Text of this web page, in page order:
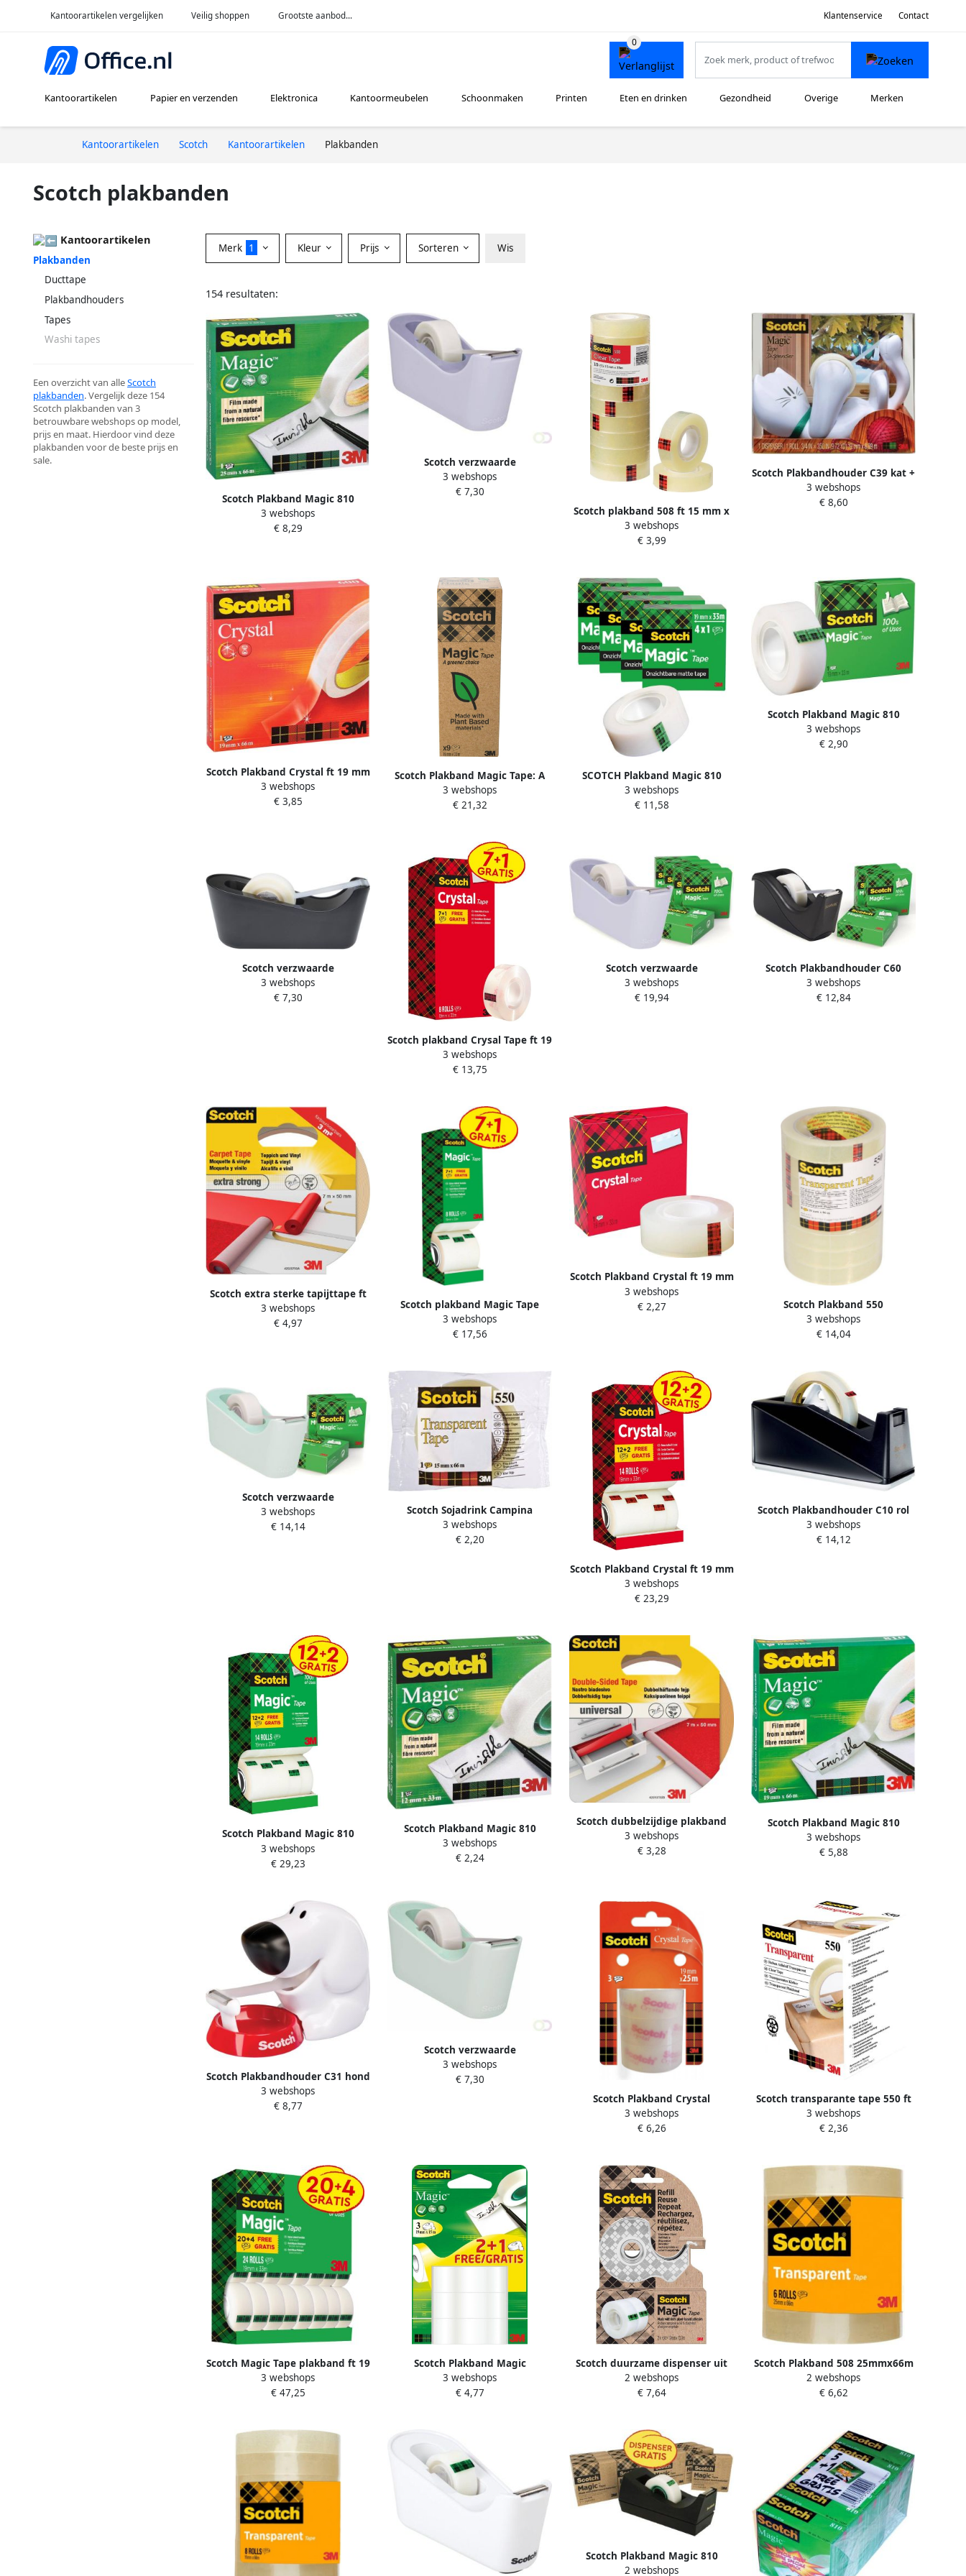
Kantoorartikelen vergelijken Veilig shoppen Grootste aanbod... Klantenservice Contact
Kantoorartikelen Papier en verzenden Elektronica Kantoormeubelen Schoonmaken Printen Eten en drinken Gezondheid Overige Merken
Kantoorartikelen Scotch Kantoorartikelen Plakbanden
Scotch plakbanden
Kantoorartikelen
Plakbanden
Ducttape
Plakbandhouders
Tapes
Washi tapes
Een overzicht van alleScotch
plakbanden. Vergelijk deze 154
Scotch plakbanden van 3
betrouwbare webshops op model,
prijs en maat. Hierdoor vind deze
plakbanden voor de beste prijs en
sale.
Merk 1 Kleur Prijs Sorteren Wis
154 resultaten:
Scotch Plakband Magic 810
25mmx66m onzichtbaar mat
3 webshops
€ 8,29
Scotch verzwaarde
plakbandafroller inclusief 1 rol
magic tape lavendelpaars
3 webshops
€ 7,30
Scotch plakband 508 ft 15 mm x
33 m pak van 10 rollen
3 webshops
€ 3,99
Scotch Plakbandhouder C39 kat +
1rol magic tape 19mmx7.5m
3 webshops
€ 8,60
Scotch Plakband Crystal ft 19 mm
x 66 m doos met 1 rolletje
3 webshops
€ 3,85
Scotch Plakband Magic Tape: A
greener choice ft 19 mm x 33 m
toren met 9 rollen
3 webshops
€ 21,32
SCOTCH Plakband Magic 810
19mmx33m onzichtbaar
transparant 4 rollen
3 webshops
€ 11,58
Scotch Plakband Magic 810
19mmx33m onzichtbaar mat
3 webshops
€ 2,90
Scotch verzwaarde
plakbandafroller inclusief 1 rol
Magic Tape zwart
3 webshops
€ 7,30
Scotch plakband Crysal Tape ft 19
mm x 33m 1 x value pack met 8
rollen waarvan 1 gratis
3 webshops
€ 13,75
Scotch verzwaarde
plakbandafroller inclusief 6 rollen
magic tape lavendel
3 webshops
€ 19,94
Scotch Plakbandhouder C60
zwart + 4 rollen Magic tape
19mmx33m 5 stuks
3 webshops
€ 12,84
Scotch extra sterke tapijttape ft
50 mm x 7 m blisterverpakking
3 webshops
€ 4,97
Scotch plakband Magic Tape
value pack met 8 rollen waarvan
1 gratis
3 webshops
€ 17,56
Scotch Plakband Crystal ft 19 mm
x 33 m doos met 1 rolletje
3 webshops
€ 2,27
Scotch Plakband 550
19mmx66mm transparant krimp
8rollen
3 webshops
€ 14,04
Scotch verzwaarde
plakbandafroller inclusief 4 rollen
magic tape muntgroen
3 webshops
€ 14,14
Scotch Sojadrink Campina
plantaardig pak 1 liter
3 webshops
€ 2,20
Scotch Plakband Crystal ft 19 mm
x 33 m doos met 14 rolletjes (12 +
2 gratis)
3 webshops
€ 23,29
Scotch Plakbandhouder C10 rol
tot 66m verzwaard zwart
3 webshops
€ 14,12
Scotch Plakband Magic 810
19mmx33m onzichtbaar mat
12+2 gratis
3 webshops
€ 29,23
Scotch Plakband Magic 810
12mmx33m onzichtbaar mat
3 webshops
€ 2,24
Scotch dubbelzijdige plakband
voor tapijt en vinyl Universal ft
50 mm x 7 m blisterverpakking
3 webshops
€ 3,28
Scotch Plakband Magic 810
19mmx66m onzichtbaar mat
3 webshops
€ 5,88
Scotch Plakbandhouder C31 hond
+ 1rol 19mmx7.5m
3 webshops
€ 8,77
Scotch verzwaarde
plakbandafroller inclusief 1 rol
magic tape muntgroen
3 webshops
€ 7,30
Scotch Plakband Crystal
19mmx25m transparant helder 3
rollen
3 webshops
€ 6,26
Scotch transparante tape 550 ft
19 mm x 66 m
3 webshops
€ 2,36
Scotch Magic Tape plakband ft 19
mm x 33 m value pack met 24
rollen
3 webshops
€ 47,25
Scotch Plakband Magic
19mmx15m 2+1 gratis
onzichtbaar 3 rollen
3 webshops
€ 4,77
Scotch duurzame dispenser uit
RVS met 2 rolletjes Magic Tape ft
19 mm x 13 9 m
2 webshops
€ 7,64
Scotch Plakband 508 25mmx66m
transparant 6 rollen
2 webshops
€ 6,62
Scotch Plakband Magic 810
19mmx33m transparant 14 rollen
2 webshops